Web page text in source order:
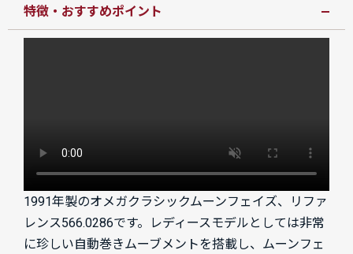
特徴・おすすめポイント
1991年製のオメガクラシックムーンフェイズ、リファ
レンス566.0286です。レディースモデルとしては非常
に珍しい自動巻きムーブメントを搭載し、ムーンフェ